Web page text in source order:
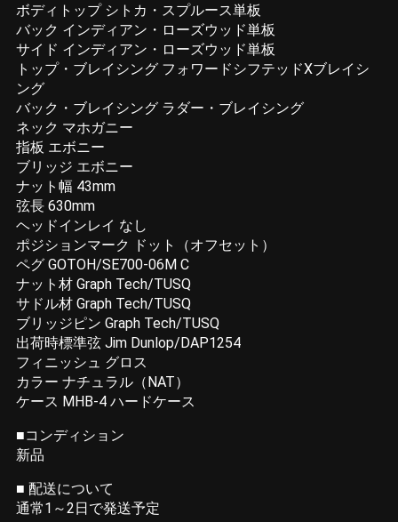
ボディトップ シトカ・スプルース単板
バック インディアン・ローズウッド単板
サイド インディアン・ローズウッド単板
トップ・ブレイシング フォワードシフテッドXブレイシ
ング
バック・ブレイシング ラダー・ブレイシング
ネック マホガニー
指板 エボニー
ブリッジ エボニー
ナット幅 43mm
弦長 630mm
ヘッドインレイ なし
ポジションマーク ドット（オフセット）
ペグ GOTOH/SE700-06M C
ナット材 Graph Tech/TUSQ
サドル材 Graph Tech/TUSQ
ブリッジピン Graph Tech/TUSQ
出荷時標準弦 Jim Dunlop/DAP1254
フィニッシュ グロス
カラー ナチュラル（NAT）
ケース MHB-4 ハードケース
■コンディション
新品
■ 配送について
通常1～2日で発送予定